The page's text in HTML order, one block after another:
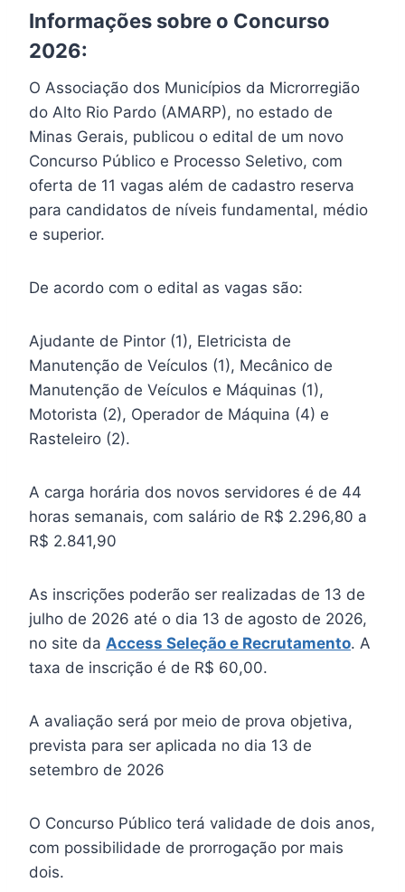
Informações sobre o Concurso
2026:
O Associação dos Municípios da Microrregião
do Alto Rio Pardo (AMARP), no estado de
Minas Gerais, publicou o edital de um novo
Concurso Público e Processo Seletivo, com
oferta de 11 vagas além de cadastro reserva
para candidatos de níveis fundamental, médio
e superior.
De acordo com o edital as vagas são:
Ajudante de Pintor (1), Eletricista de
Manutenção de Veículos (1), Mecânico de
Manutenção de Veículos e Máquinas (1),
Motorista (2), Operador de Máquina (4) e
Rasteleiro (2).
A carga horária dos novos servidores é de 44
horas semanais, com salário de R$ 2.296,80 a
R$ 2.841,90
As inscrições poderão ser realizadas de 13 de
julho de 2026 até o dia 13 de agosto de 2026,
no site da Access Seleção e Recrutamento. A
taxa de inscrição é de R$ 60,00.
A avaliação será por meio de prova objetiva,
prevista para ser aplicada no dia 13 de
setembro de 2026
O Concurso Público terá validade de dois anos,
com possibilidade de prorrogação por mais
dois.